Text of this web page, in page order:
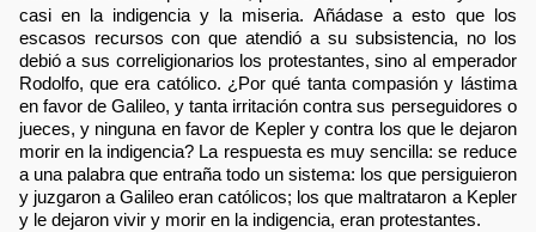
casi en la indigencia y la miseria. Añádase a esto que los
escasos recursos con que atendió a su subsistencia, no los
debió a sus correligionarios los protestantes, sino al emperador
Rodolfo, que era católico. ¿Por qué tanta compasión y lástima
en favor de Galileo, y tanta irritación contra sus perseguidores o
jueces, y ninguna en favor de Kepler y contra los que le dejaron
morir en la indigencia? La respuesta es muy sencilla: se reduce
a una palabra que entraña todo un sistema: los que persiguieron
y juzgaron a Galileo eran católicos; los que maltrataron a Kepler
y le dejaron vivir y morir en la indigencia, eran protestantes.